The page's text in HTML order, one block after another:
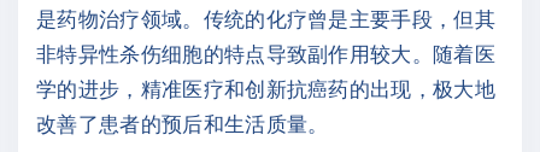
是药物治疗领域。传统的化疗曾是主要手段，但其
非特异性杀伤细胞的特点导致副作用较大。随着医
学的进步，精准医疗和创新抗癌药的出现，极大地
改善了患者的预后和生活质量。